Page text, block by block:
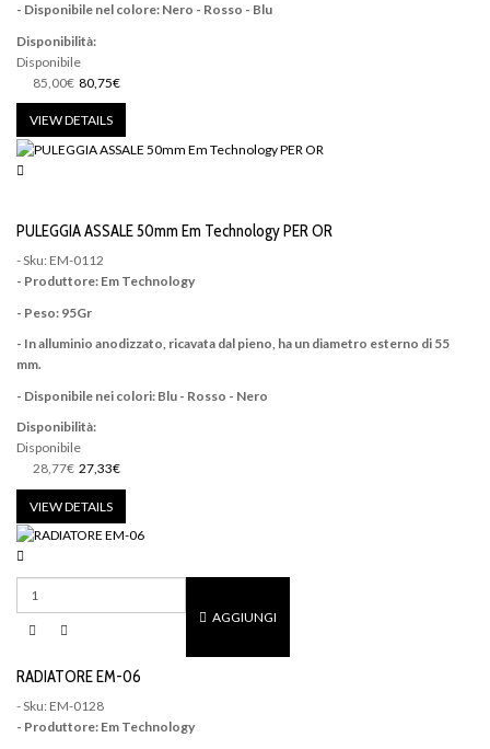
- Disponibile nel colore: Nero - Rosso - Blu
Disponibilità:
Disponibile
85,00€ 80,75€
VIEW DETAILS
PULEGGIA ASSALE 50mm Em Technology PER OR
- Sku: EM-0112
- Produttore: Em Technology
- Peso: 95Gr
- In alluminio anodizzato, ricavata dal pieno, ha un diametro esterno di 55
mm.
- Disponibile nei colori: Blu - Rosso - Nero
Disponibilità:
Disponibile
28,77€ 27,33€
VIEW DETAILS
AGGIUNGI
RADIATORE EM-06
- Sku: EM-0128
- Produttore: Em Technology